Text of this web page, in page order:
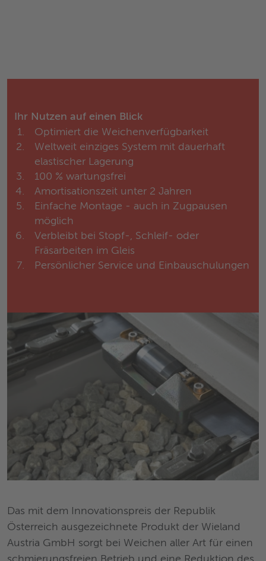
Ihr Nutzen auf einen Blick
Optimiert die Weichenverfügbarkeit
Weltweit einziges System mit dauerhaft
elastischer Lagerung
100 % wartungsfrei
Amortisationszeit unter 2 Jahren
Einfache Montage - auch in Zugpausen
möglich
Verbleibt bei Stopf-, Schleif- oder
Fräsarbeiten im Gleis
Persönlicher Service und Einbauschulungen
Das mit dem Innovationspreis der Republik
Österreich ausgezeichnete Produkt der Wieland
Austria GmbH sorgt bei Weichen aller Art für einen